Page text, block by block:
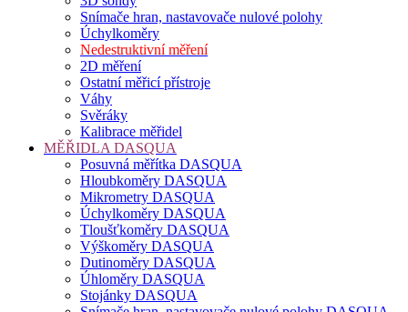
Snímače hran, nastavovače nulové polohy
Úchylkoměry
Nedestruktivní měření
2D měření
Ostatní měřicí přístroje
Váhy
Svěráky
Kalibrace měřidel
MĚŘIDLA DASQUA
Posuvná měřítka DASQUA
Hloubkoměry DASQUA
Mikrometry DASQUA
Úchylkoměry DASQUA
Tloušťkoměry DASQUA
Výškoměry DASQUA
Dutinoměry DASQUA
Úhloměry DASQUA
Stojánky DASQUA